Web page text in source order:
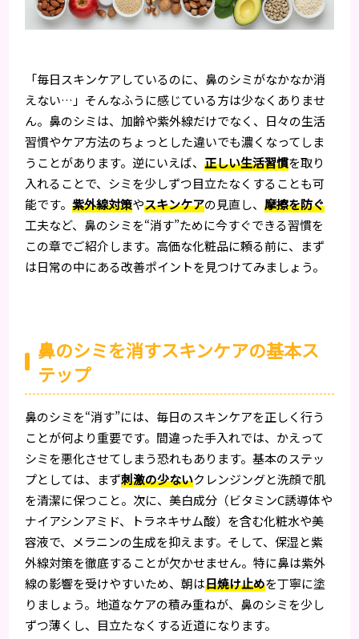
「毎日スキンケアしているのに、鼻のシミがなかなか消
えない…」そんなふうに感じている方は少なくありませ
ん。鼻のシミは、加齢や紫外線だけでなく、日々の生活
習慣やケア方法のちょっとした違いでも濃くなってしま
うことがあります。逆にいえば、正しい生活習慣を取り
入れることで、シミを少しずつ目立たなくすることも可
能です。紫外線対策やスキンケアの見直し、摩擦を防ぐ
工夫など、鼻のシミを“消す”ために今すぐできる習慣を
この章でご紹介します。高価な化粧品に頼る前に、まず
は日常の中にある改善ポイントを見つけてみましょう。
鼻のシミを消すスキンケアの基本ス
テップ
鼻のシミを“消す”には、毎日のスキンケアを正しく行う
ことが何より重要です。間違った手入れでは、かえって
シミを悪化させてしまう恐れもあります。基本のステッ
プとしては、まず刺激の少ないクレンジングと洗顔で肌
を清潔に保つこと。次に、美白成分（ビタミンC誘導体や
ナイアシンアミド、トラネキサム酸）を含む化粧水や美
容液で、メラニンの生成を抑えます。そして、保湿と紫
外線対策を徹底することが欠かせません。特に鼻は紫外
線の影響を受けやすいため、朝は日焼け止めを丁寧に塗
りましょう。地道なケアの積み重ねが、鼻のシミを少し
ずつ薄くし、目立たなくする近道になります。